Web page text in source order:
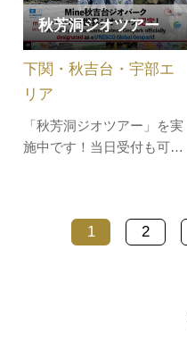
てみませんか。Mine秋吉台
ジオパークセンター「カル
スター」の近く秋吉台科学
博物館隣に、 Mine秋吉台
アクティビ…
秋芳洞ジオツアー
「秋芳洞ジオツアー」を実
施中です！当日受付も可能
を聞きながら一緒に歩いて
下関・秋吉台・宇部エ
リア
1 2